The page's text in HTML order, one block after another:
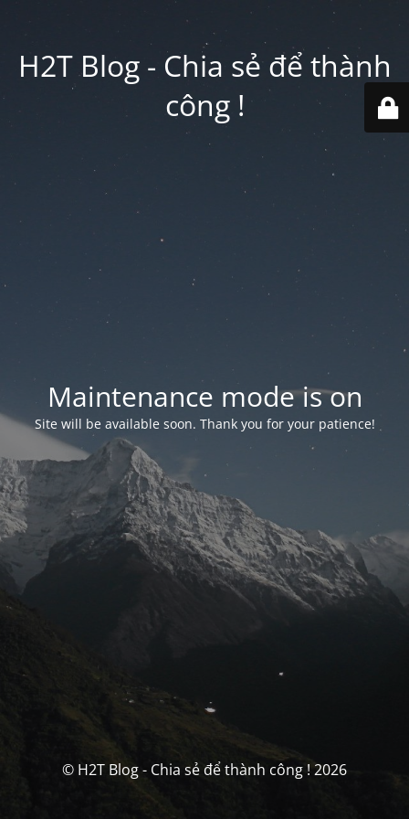
H2T Blog - Chia sẻ để thành
công !
Maintenance mode is on
Site will be available soon. Thank you for your patience!
© H2T Blog - Chia sẻ để thành công ! 2026